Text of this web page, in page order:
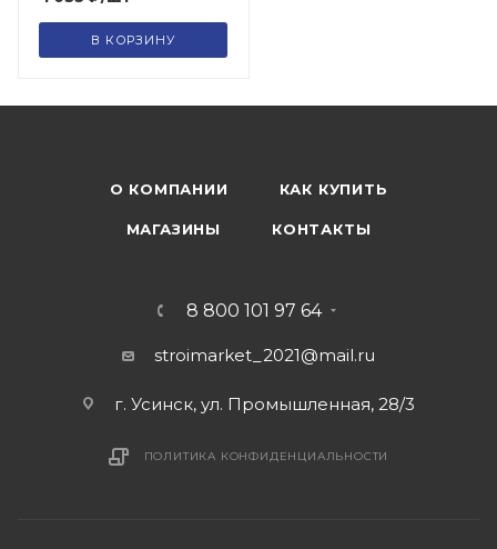
В КОРЗИНУ
О КОМПАНИИ КАК КУПИТЬ
МАГАЗИНЫ КОНТАКТЫ
8 800 101 97 64
stroimarket_2021@mail.ru
г. Усинск, ул. Промышленная, 28/3
ПОЛИТИКА КОНФИДЕНЦИАЛЬНОСТИ